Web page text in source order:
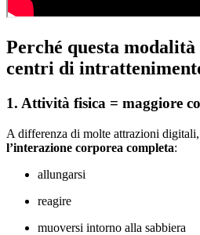
Perché questa
centri di
1. Attività fisica = maggiore
A differenza di molte attrazioni
l’interazione corporea completa:
allungarsi
reagire
muoversi intorno alla sabbiera